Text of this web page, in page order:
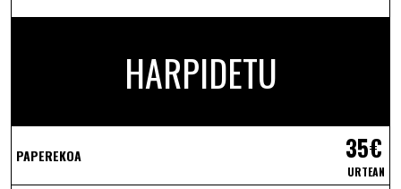
HARPIDETU
PAPEREKOA 35€
URTEAN